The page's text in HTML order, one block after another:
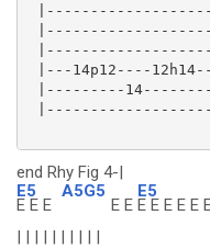
|---14p12----
|---------
end Rhy Fig 4-|
E5
E E E
A5G5
E E
E5
E E E E E
| | | | | | | | | |